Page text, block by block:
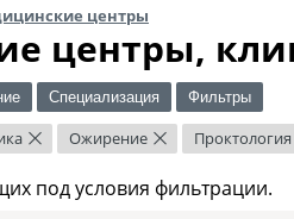
центры
центры,
Специализация Фильтры
× Ожирение × Проктология
под условия фильтрации.